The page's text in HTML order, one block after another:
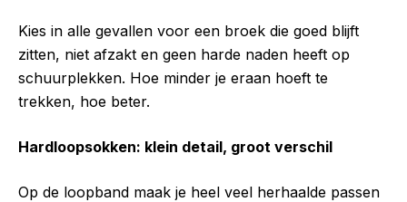
Kies in alle gevallen voor een broek die goed blijft
zitten, niet afzakt en geen harde naden heeft op
schuurplekken. Hoe minder je eraan hoeft te
trekken, hoe beter.
Hardloopsokken: klein detail, groot verschil
Op de loopband maak je heel veel herhaalde passen